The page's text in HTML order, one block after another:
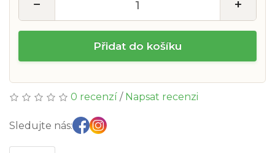
− +
Přidat do košíku
0 recenzí / Napsat recenzi
Sledujte nás: